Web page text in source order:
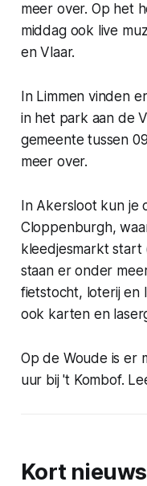
meer over. Op het
middag ook live
en Vlaar.
In Limmen vinden
in het park aan de
gemeente tussen
meer over.
In Akersloot kun je
Cloppenburgh,
kleedjesmarkt start
staan er onder
fietstocht, loterij en
ook karten en
Op de Woude is er
uur bij 't Kombof.
Kort